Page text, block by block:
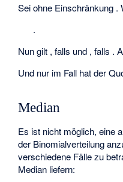
Sei ohne Einschränkung .
.
Nun gilt , falls und , falls .
Und nur im Fall hat der
Median
Es ist nicht möglich, eine
der Binomialverteilung
verschiedene Fälle zu
Median liefern: